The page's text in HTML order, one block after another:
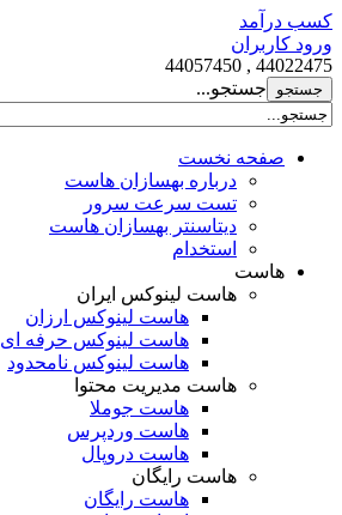
کسب درآمد
ورود کاربران
44022475 , 44057450
جستجو...
صفحه نخست
درباره بهسازان هاست
تست سرعت سرور
دیتاسنتر بهسازان هاست
استخدام
هاست
هاست لینوکس ایران
هاست لینوکس ارزان
هاست لینوکس حرفه ای
هاست لینوکس نامحدود
هاست مدیریت محتوا
هاست جوملا
هاست وردپرس
هاست دروپال
هاست رایگان
هاست رایگان